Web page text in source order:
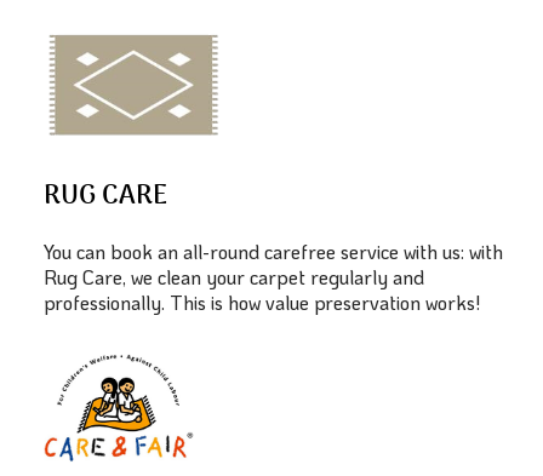
RUG CARE
You can book an all-round carefree service with us: with
Rug Care, we clean your carpet regularly and
professionally. This is how value preservation works!